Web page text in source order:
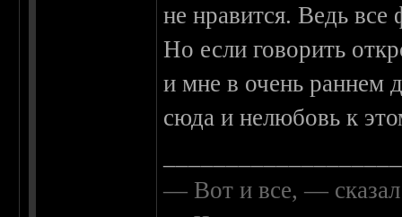
не нравится. Ведь все
Но если говорить
и мне в очень раннем
сюда и нелюбовь к
— Вот и все, —